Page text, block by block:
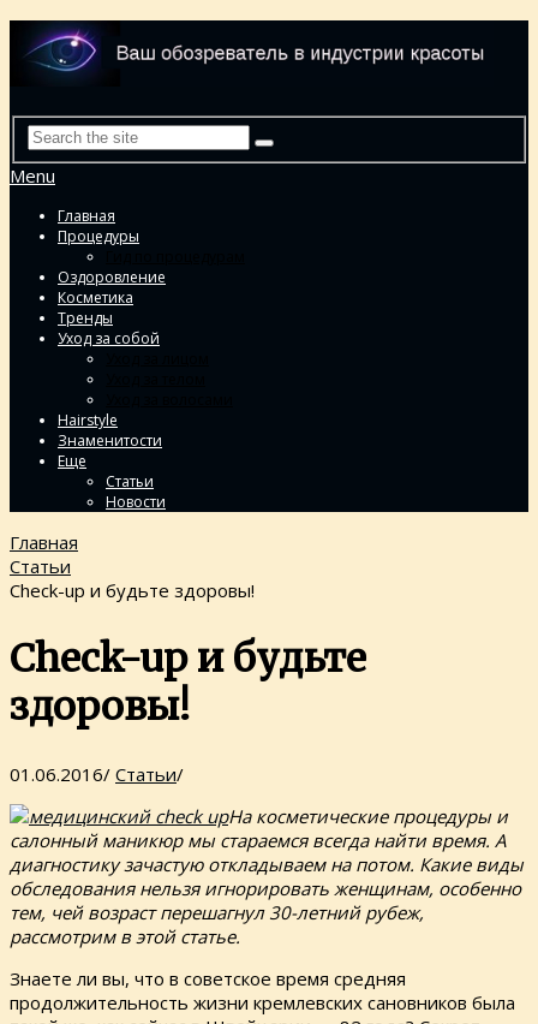
Menu
Главная
Процедуры
Оздоровление
Косметика
Тренды
Уход за собой
Hairstyle
Знаменитости
Еще
Статьи
Новости
Главная
Статьи
Check-up и будьте здоровы!
Check-up и будьте
здоровы!
01.06.2016/ Статьи/
На косметические процедуры и
салонный маникюр мы стараемся всегда найти время. А
диагностику зачастую откладываем на потом. Какие виды
обследования нельзя игнорировать женщинам, особенно
тем, чей возраст перешагнул 30-летний рубеж,
рассмотрим в этой статье.
Знаете ли вы, что в советское время средняя
продолжительность жизни кремлевских сановников была